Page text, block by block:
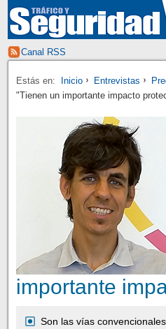
Canal RSS
Estás en: Inicio Entrevistas
"Tienen un importante impacto
importante
Son las vías